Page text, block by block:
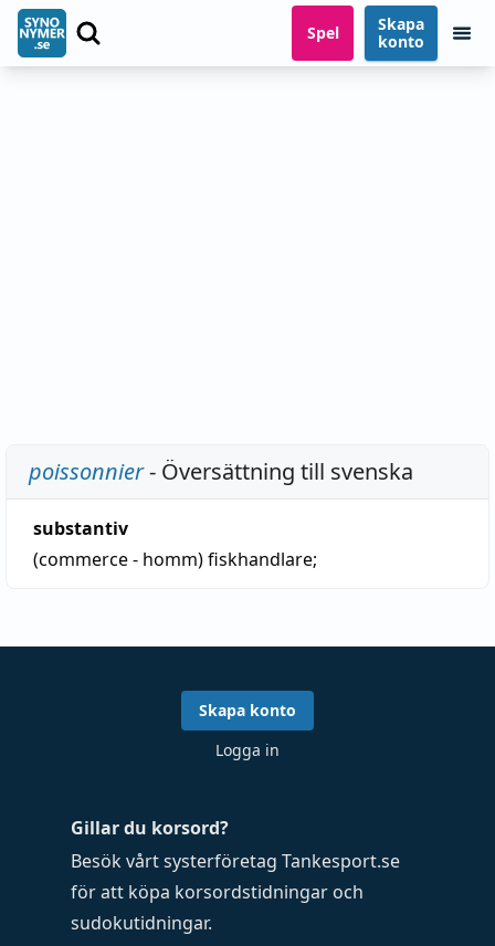
Spel
Skapa
konto
poissonnier- Översättning till svenska
substantiv
(commerce - homm)fiskhandlare;
Gillar du korsord?
Besök vårt systerföretag Tankesport.se
för att köpa korsordstidningar och
sudokutidningar.
Skapa konto
Logga in